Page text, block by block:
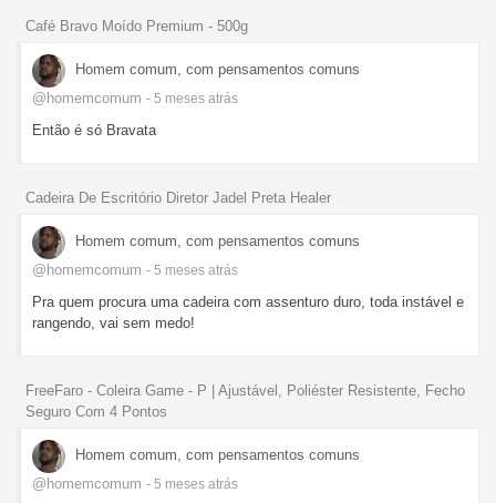
Café Bravo Moído Premium - 500g
Homem comum, com pensamentos comuns
@homemcomum - 5 meses atrás
Então é só Bravata
Cadeira De Escritório Diretor Jadel Preta Healer
Homem comum, com pensamentos comuns
@homemcomum - 5 meses atrás
Pra quem procura uma cadeira com assenturo duro, toda instável e
rangendo, vai sem medo!
FreeFaro - Coleira Game - P | Ajustável, Poliéster Resistente, Fecho
Seguro Com 4 Pontos
Homem comum, com pensamentos comuns
@homemcomum - 5 meses atrás